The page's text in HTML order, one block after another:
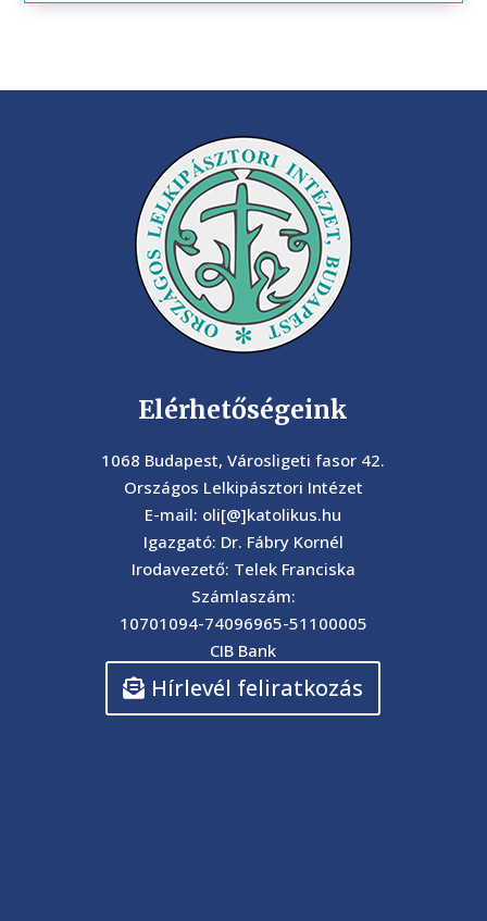
Elérhetőségeink
1068 Budapest, Városligeti fasor 42.
Országos Lelkipásztori Intézet
E-mail: oli[@]katolikus.hu
Igazgató: Dr. Fábry Kornél
Irodavezető: Telek Franciska
Számlaszám:
10701094-74096965-51100005
CIB Bank
Hírlevél feliratkozás